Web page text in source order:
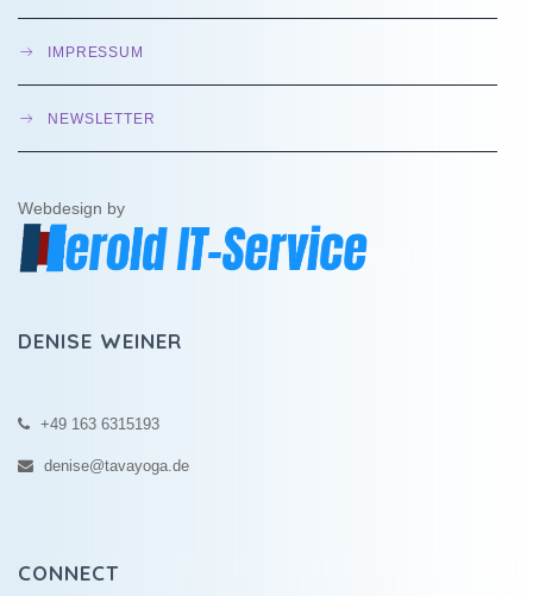
IMPRESSUM
NEWSLETTER
Webdesign by
DENISE WEINER
+49 163 6315193
denise@tavayoga.de
CONNECT